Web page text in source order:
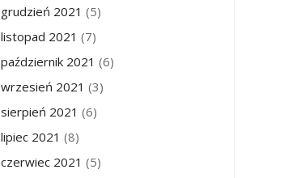
grudzień 2021 (5)
listopad 2021 (7)
październik 2021 (6)
wrzesień 2021 (3)
sierpień 2021 (6)
lipiec 2021 (8)
czerwiec 2021 (5)